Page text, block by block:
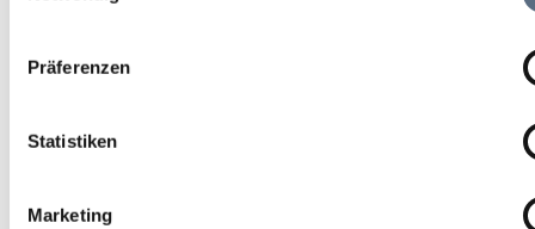
Präferenzen
Statistiken
Marketing
und Kraft unter freiem Himmel.